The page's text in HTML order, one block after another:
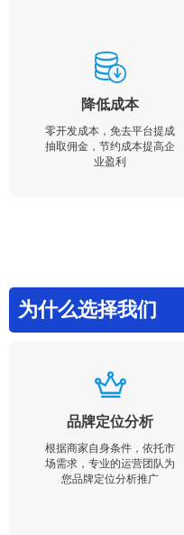
降低成本
零开发成本，免去平台提成
抽取佣金，节约成本提高企
业盈利
为什么选择我们
品牌定位分析
根据商家自身条件，依托市
场需求，专业的运营团队为
您品牌定位分析推广